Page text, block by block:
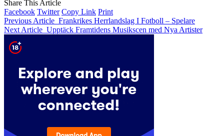
Share This Article
Facebook Twitter Copy Link Print
Previous Article Frankrikes Herrlandslag I Fotboll – Spelare
Next Article Upptäck Framtidens Musikscen med Nya Artister